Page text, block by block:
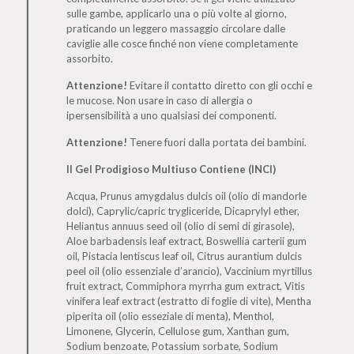
sulle gambe, applicarlo una o più volte al giorno,
praticando un leggero massaggio circolare dalle
caviglie alle cosce finché non viene completamente
assorbito.
Attenzione! Evitare il contatto diretto con gli occhi e
le mucose. Non usare in caso di allergia o
ipersensibilità a uno qualsiasi dei componenti.
Attenzione! Tenere fuori dalla portata dei bambini.
Il Gel Prodigioso Multiuso Contiene (INCI)
Acqua, Prunus amygdalus dulcis oil (olio di mandorle
dolci), Caprylic/capric trygliceride, Dicaprylyl ether,
Heliantus annuus seed oil (olio di semi di girasole),
Aloe barbadensis leaf extract, Boswellia carterii gum
oil, Pistacia lentiscus leaf oil, Citrus aurantium dulcis
peel oil (olio essenziale d’arancio), Vaccinium myrtillus
fruit extract, Commiphora myrrha gum extract, Vitis
vinifera leaf extract (estratto di foglie di vite), Mentha
piperita oil (olio esseziale di menta), Menthol,
Limonene, Glycerin, Cellulose gum, Xanthan gum,
Sodium benzoate, Potassium sorbate, Sodium